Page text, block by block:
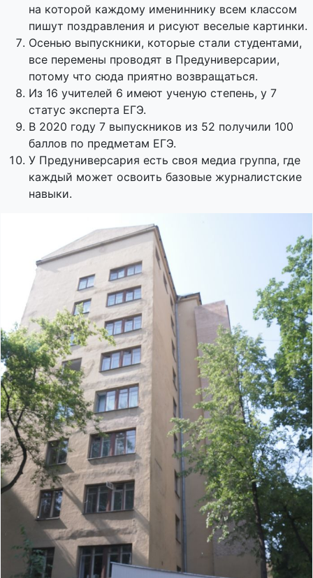
на которой каждому имениннику всем классом
пишут поздравления и рисуют веселые картинки.
Осенью выпускники, которые стали студентами,
все перемены проводят в Предуниверсарии,
потому что сюда приятно возвращаться.
Из 16 учителей 6 имеют ученую степень, у 7
статус эксперта ЕГЭ.
В 2020 году 7 выпускников из 52 получили 100
баллов по предметам ЕГЭ.
У Предуниверсария есть своя медиа группа, где
каждый может освоить базовые журналистские
навыки.